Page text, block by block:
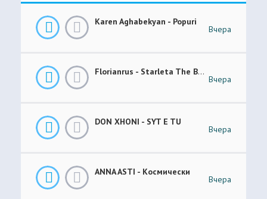
Karen Aghabekyan - Popuri
Вчера
Florianrus - Starleta The Bar Session
Вчера
DON XHONI - SYT E TU
Вчера
ANNA ASTI - Космически
Вчера